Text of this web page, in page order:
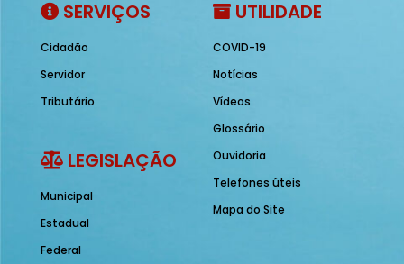
SERVIÇOS
Cidadão
Servidor
Tributário
LEGISLAÇÃO
Municipal
Estadual
Federal
UTILIDADE
COVID-19
Notícias
Vídeos
Glossário
Ouvidoria
Telefones úteis
Mapa do Site